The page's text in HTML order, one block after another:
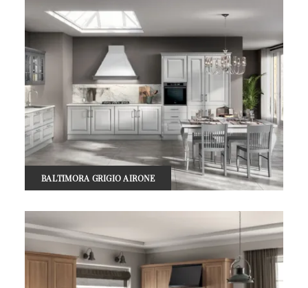
BALTIMORA GRIGIO AIRONE